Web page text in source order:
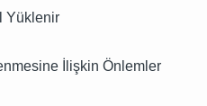
Yüklenir
İlişkin Önlemler